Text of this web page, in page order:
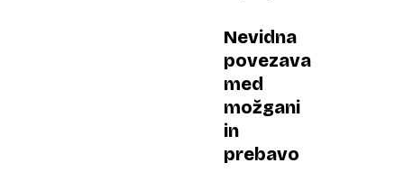
Nevidna
povezava
med
možgani
in
prebavo